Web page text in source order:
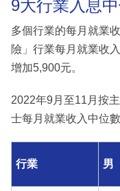
9大行業入息
多個行業的每月就業
險」行業每月就業收
增加5,900元。
2022年9月至11月按
士每月就業收入中位
行業 男